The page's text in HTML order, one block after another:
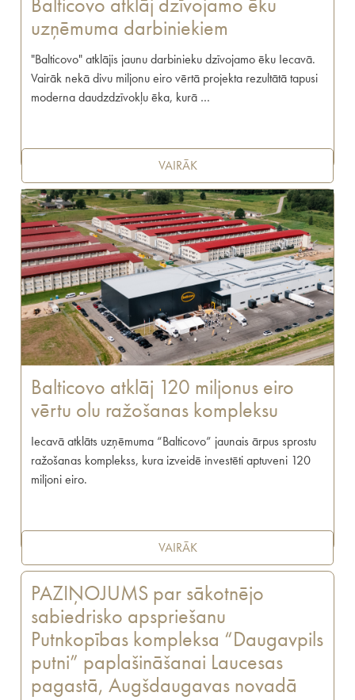
uzņēmuma darbiniekiem
"Balticovo" atklājis jaunu darbinieku dzīvojamo ēku Iecavā.
Vairāk nekā divu miljonu eiro vērtā projekta rezultātā tapusi
moderna daudzdzīvokļu ēka, kurā …
VAIRĀK
Balticovo atklāj 120 miljonus eiro
vērtu olu ražošanas kompleksu
Iecavā atklāts uzņēmuma “Balticovo” jaunais ārpus sprostu
ražošanas komplekss, kura izveidē investēti aptuveni 120
miljoni eiro.
VAIRĀK
PAZIŅOJUMS par sākotnējo
sabiedrisko apspriešanu
Putnkopības kompleksa “Daugavpils
putni” paplašināšanai Laucesas
pagastā, Augšdaugavas novadā